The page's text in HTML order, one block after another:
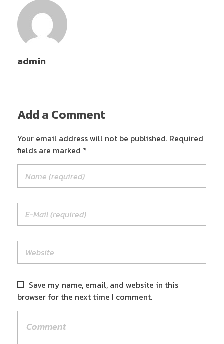
admin
Add a Comment
Your email address will not be published. Required
fields are marked *
Save my name, email, and website in this
browser for the next time I comment.